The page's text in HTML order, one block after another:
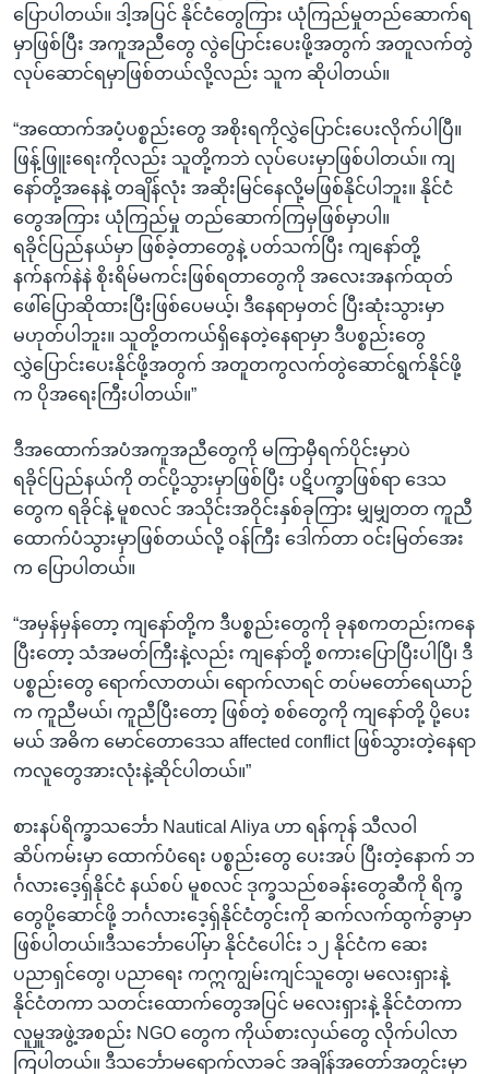
ပြောပါတယ်။ ဒါ့အပြင် နိုင်ငံတွေကြား ယုံကြည်မှုတည်ဆောက်ရ
မှာဖြစ်ပြီး အကူအညီတွေ လွဲပြောင်းပေးဖို့အတွက် အတူလက်တွဲ
လုပ်ဆောင်ရမှာဖြစ်တယ်လို့လည်း သူက ဆိုပါတယ်။
“အထောက်အပံ့ပစ္စည်းတွေ အစိုးရကိုလွှဲပြောင်းပေးလိုက်ပါပြီ။
ဖြန့်ဖြူးရေးကိုလည်း သူတို့ကဘဲ လုပ်ပေးမှာဖြစ်ပါတယ်။ ကျ
နော်တို့အနေနဲ့ တချိန်လုံး အဆိုးမြင်နေလို့မဖြစ်နိုင်ပါဘူး။ နိုင်ငံ
တွေအကြား ယုံကြည်မှု တည်ဆောက်ကြမှဖြစ်မှာပါ။
ရခိုင်ပြည်နယ်မှာ ဖြစ်ခဲ့တာတွေနဲ့ ပတ်သက်ပြီး ကျနော်တို့
နက်နက်နဲနဲ စိုးရိမ်မကင်းဖြစ်ရတာတွေကို အလေးအနက်ထုတ်
ဖေါ်ပြောဆိုထားပြီးဖြစ်ပေမယ့်၊ ဒီနေရာမှတင် ပြီးဆုံးသွားမှာ
မဟုတ်ပါဘူး။ သူတို့တကယ်ရှိနေတဲ့နေရာမှာ ဒီပစ္စည်းတွေ
လွှဲပြောင်းပေးနိုင်ဖို့အတွက် အတူတကွလက်တွဲဆောင်ရွက်နိုင်ဖို့
က ပိုအရေးကြီးပါတယ်။”
ဒီအထောက်အပံအကူအညီတွေကို မကြာမှီရက်ပိုင်းမှာပဲ
ရခိုင်ပြည်နယ်ကို တင်ပို့သွားမှာဖြစ်ပြီး ပဋိပက္ခာဖြစ်ရာ ဒေသ
တွေက ရခိုင်နဲ့ မူစလင် အသိုင်းအဝိုင်းနှစ်ခုကြား မျှမျှတတ ကူညီ
ထောက်ပံသွားမှာဖြစ်တယ်လို့ ဝန်ကြီး ဒေါက်တာ ဝင်းမြတ်အေး
က ပြောပါတယ်။
“အမှန်မှန်တော့ ကျနော်တို့က ဒီပစ္စည်းတွေကို ခုနစကတည်းကနေ
ပြီးတော့ သံအမတ်ကြီးနဲ့လည်း ကျနော်တို့ စကားပြောပြီးပါပြီ၊ ဒီ
ပစ္စည်းတွေ ရောက်လာတယ်၊ ရောက်လာရင် တပ်မတော်ရေယာဉ်
က ကူညီမယ်၊ ကူညီပြီးတော့ ဖြစ်တဲ့ စစ်တွေကို ကျနော်တို့ ပို့ပေး
မယ် အဓိက မောင်တောဒေသ affected conflict ဖြစ်သွားတဲ့နေရာ
ကလူတွေအားလုံးနဲ့ဆိုင်ပါတယ်။”
စားနပ်ရိက္ခာသင်္ဘော Nautical Aliya ဟာ ရန်ကုန် သီလဝါ
ဆိပ်ကမ်းမှာ ထောက်ပံရေး ပစ္စည်းတွေ ပေးအပ် ပြီးတဲ့နောက် ဘ
င်္ဂလားဒေ့ရှ်နိုင်ငံ နယ်စပ် မူစလင် ဒုက္ခသည်စခန်းတွေဆီကို ရိက္ခ
တွေပို့ဆောင်ဖို့ ဘင်္ဂလားဒေ့ရှ်နိုင်ငံတွင်းကို ဆက်လက်ထွက်ခွာမှာ
ဖြစ်ပါတယ်။ဒီသင်္ဘောပေါ်မှာ နိုင်ငံပေါင်း ၁၂ နိုင်ငံက ဆေး
ပညာရှင်တွေ၊ ပညာရေး ကဣကျွမ်းကျင်သူတွေ၊ မလေးရှားနဲ့
နိုင်ငံတကာ သတင်းထောက်တွေအပြင် မလေးရှားနဲ့ နိုင်ငံတကာ
လူမှူအဖွဲ့အစည်း NGO တွေက ကိုယ်စားလှယ်တွေ လိုက်ပါလာ
ကြပါတယ်။ ဒီသင်္ဘောမရောက်လာခင် အချိန်အတော်အတွင်းမှာ